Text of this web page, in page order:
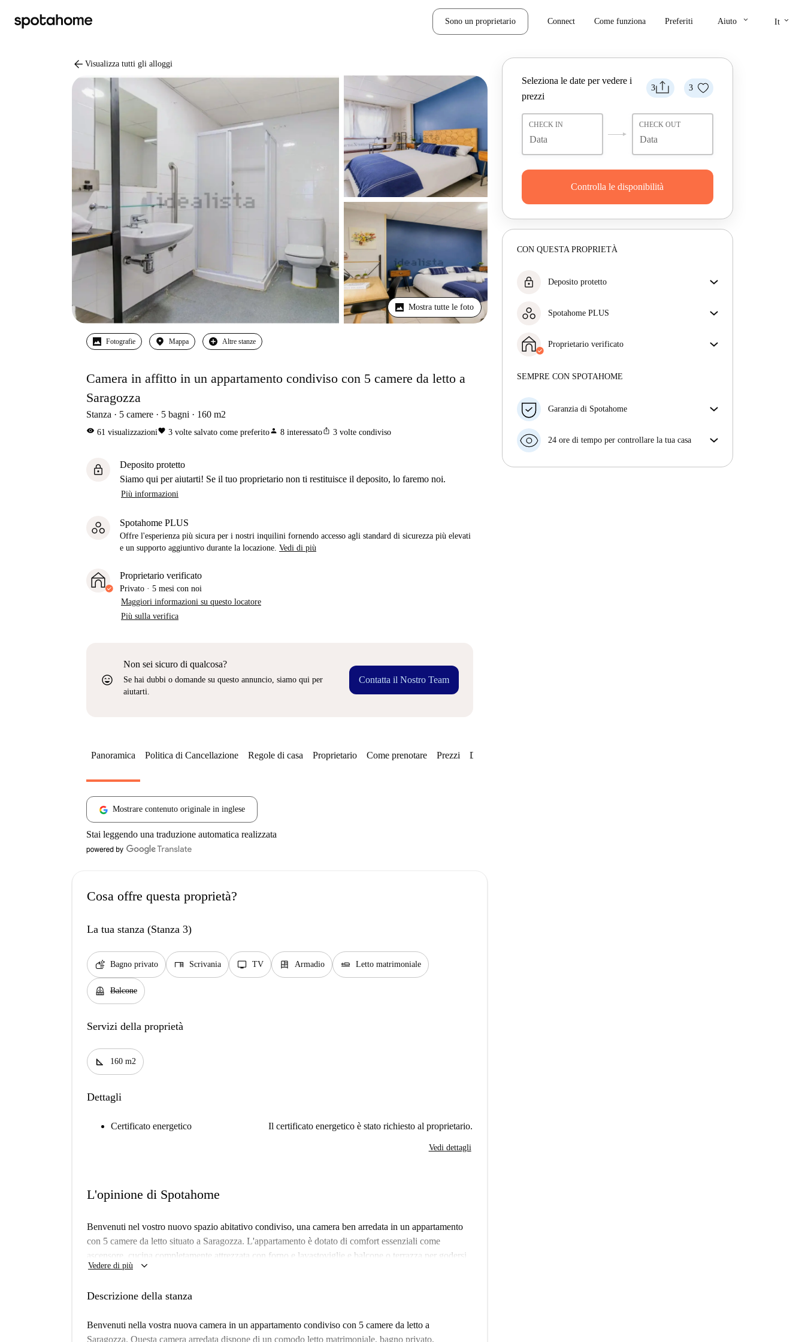
Sono un proprietario Connect Come funziona Preferiti Aiuto keyboard_arrow_down It keyboard_arrow_down
arrow_back Visualizza tutti gli alloggi
Mostra tutte le foto
Fotografie Mappa Altre stanze
Camera in affitto in un appartamento condiviso con 5 camere da letto a
Saragozza
Stanza 5 camere 5 bagni 160 m2
visibility 61 visualizzazionifavorite 3 volte salvato come preferitoperson 8 interessatoios_share 3 volte condiviso
lock
Deposito protetto
Siamo qui per aiutarti! Se il tuo proprietario non ti restituisce il deposito, lo faremo noi.
Più informazioni
Spotahome PLUS
Offre l'esperienza più sicura per i nostri inquilini fornendo accesso agli standard di sicurezza più elevati
e un supporto aggiuntivo durante la locazione. Vedi di più
Proprietario verificato
Privato · 5 mesi con noi
Maggiori informazioni su questo locatore
Più sulla verifica
sentiment_very_satisfied
Non sei sicuro di qualcosa?
Se hai dubbi o domande su questo annuncio, siamo qui per
aiutarti.
Contatta il Nostro Team
3 3
Seleziona le date per vedere i
prezzi
CHECK IN CHECK OUT
Controlla le disponibilità
CON QUESTA PROPRIETÀ
lock Deposito protetto
restituisce il deposito, lo faremo noi.
Spotahome PLUS
fornendo accesso agli standard di sicurezza più
elevati e un supporto aggiuntivo durante la
Proprietario verificato
Maggiori informazioni su questo locatore
SEMPRE CON SPOTAHOME
Garanzia di Spotahome
con breve preavviso, noi A) ti pagheremo un hotel e
B) ti rimborseremo totalmente
24 ore di tempo per controllare la tua casa
Panoramica Politica di Cancellazione Regole di casa Proprietario Come prenotare Prezzi Disponibilità
Mostrare contenuto originale in inglese
Stai leggendo una traduzione automatica realizzata
Cosa offre questa proprietà?
La tua stanza (Stanza 3)
soap Bagno privato desk Scrivania tv TV dresser Armadio airline_seat_flat Letto matrimoniale
balcony Balcone
Servizi della proprietà
square_foot 160 m2
Dettagli
Certificato energetico Il certificato energetico è stato richiesto al proprietario.
Vedi dettagli
L'opinione di Spotahome
Benvenuti nel vostro nuovo spazio abitativo condiviso, una camera ben arredata in un appartamento
con 5 camere da letto situato a Saragozza. L'appartamento è dotato di comfort essenziali come
ascensore, cucina completamente attrezzata con forno e lavastoviglie e balcone o terrazza per godersi
l'aria aperta. Tutte le utenze (elettricità, gas, acqua e Wi-Fi) sono incluse, per un soggiorno ancora più
annoverano monumenti imponenti come Daroca e Alcaniz, raggiungibili a piedi. Altre attrazioni nelle
vicinanze includono Puerta del Carmen e l'Antigua Facultad de Medicina. Esplorate la ricca cultura
Vedere di più keyboard_arrow_down
Descrizione della stanza
Benvenuti nella vostra nuova camera in un appartamento condiviso con 5 camere da letto a
Saragozza. Questa camera arredata dispone di un comodo letto matrimoniale, bagno privato,